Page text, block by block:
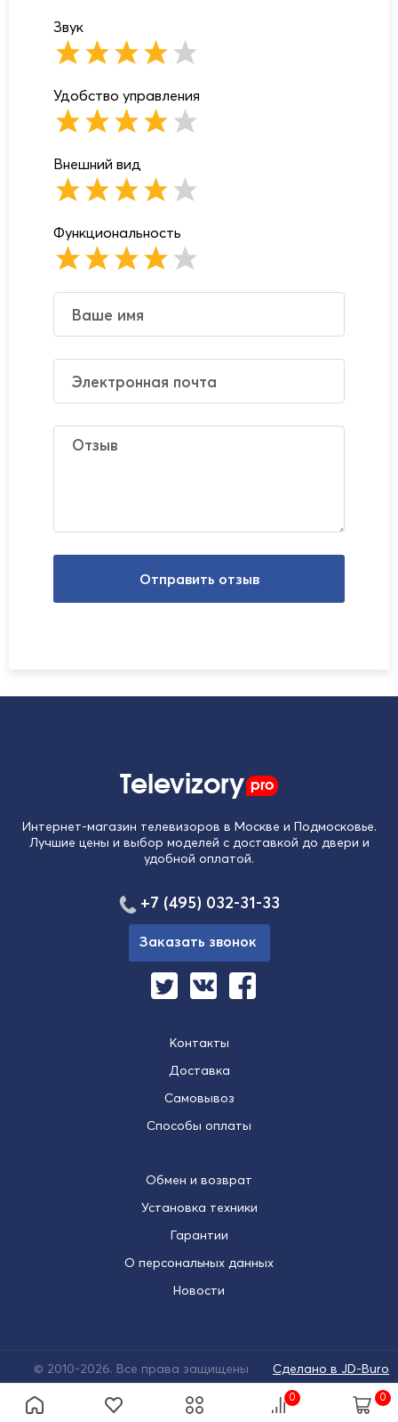
0 0
Звук
Удобство управления
Внешний вид
Функциональность
Отправить отзыв
Televizory pro
Интернет-магазин телевизоров в Москве и Подмосковье.
Лучшие цены и выбор моделей с доставкой до двери и
удобной оплатой.
Контакты
Доставка
Самовывоз
Способы оплаты
Обмен и возврат
Установка техники
Гарантии
О персональных данных
Новости
+7 (495) 032-31-33
Заказать звонок
© 2010-2026. Все права защищены Сделано в JD-Buro